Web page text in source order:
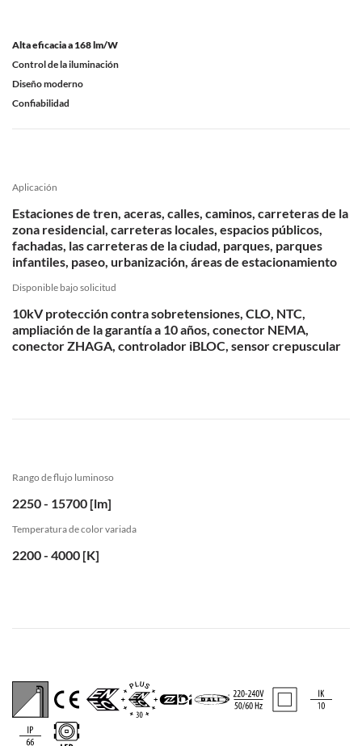
Alta eficacia a 168 lm/W
Control de la iluminación
Diseño moderno
Confiabilidad
Aplicación
Estaciones de tren, aceras, calles, caminos, carreteras de la
zona residencial, carreteras locales, espacios públicos,
fachadas, las carreteras de la ciudad, parques, parques
infantiles, paseo, urbanización, áreas de estacionamiento
Disponible bajo solicitud
10kV protección contra sobretensiones, CLO, NTC,
ampliación de la garantía a 10 años, conector NEMA,
conector ZHAGA, controlador iBLOC, sensor crepuscular
Rango de flujo luminoso
2250 - 15700 [lm]
Temperatura de color variada
2200 - 4000 [K]